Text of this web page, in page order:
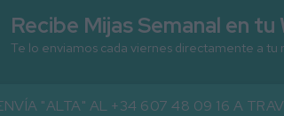
Recibe Mijas Semanal en
Te lo enviamos cada viernes directamente a tu
"ALTA" AL +34 607 48 09 16 A